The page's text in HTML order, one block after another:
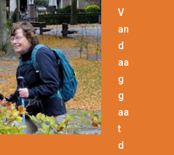
V
an
d
aa
g
g
aa
t
d